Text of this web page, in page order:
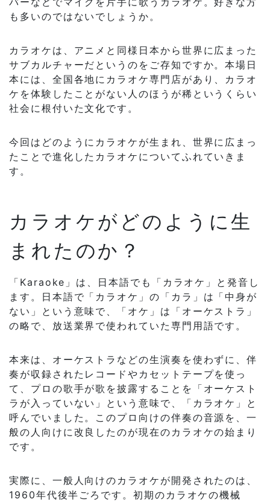
も多いのではないでしょうか。
カラオケは、アニメと同様日本から世界に広まった
サブカルチャーだというのをご存知ですか。本場日
本には、全国各地にカラオケ専門店があり、カラオ
ケを体験したことがない人のほうが稀というくらい
社会に根付いた文化です。
今回はどのようにカラオケが生まれ、世界に広まっ
たことで進化したカラオケについてふれていきま
す。
カラオケがどのように生
まれたのか？
「Karaoke」は、日本語でも「カラオケ」と発音し
ます。日本語で「カラオケ」の「カラ」は「中身が
ない」という意味で、「オケ」は「オーケストラ」
の略で、放送業界で使われていた専門用語です。
本来は、オーケストラなどの生演奏を使わずに、伴
奏が収録されたレコードやカセットテープを使っ
て、プロの歌手が歌を披露することを「オーケスト
ラが入っていない」という意味で、「カラオケ」と
呼んでいました。このプロ向けの伴奏の音源を、一
般の人向けに改良したのが現在のカラオケの始まり
です。
実際に、一般人向けのカラオケが開発されたのは、
1960年代後半ごろです。初期のカラオケの機械